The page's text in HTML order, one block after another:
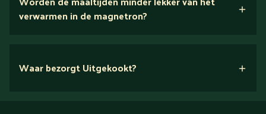
verwarmen in de magnetron?
Waar bezorgt Uitgekookt?